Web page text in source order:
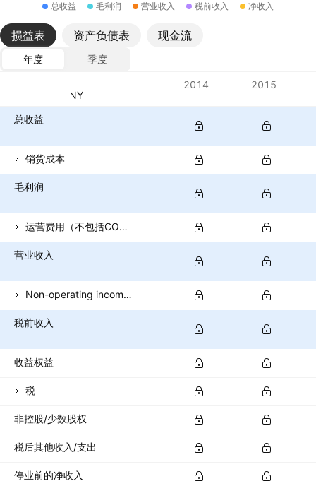
总收益
毛利润 营业收入 税前收入 净收入
损益表 资产负债表 现金流
年度
季度
货币：CNY
2014 2015
总收益
销货成本
毛利润
运营费用（不包括COGS）
营业收入
Non-operating income (total)
税前收入
收益权益
税
非控股/少数股权
税后其他收入/支出
停业前的净收入